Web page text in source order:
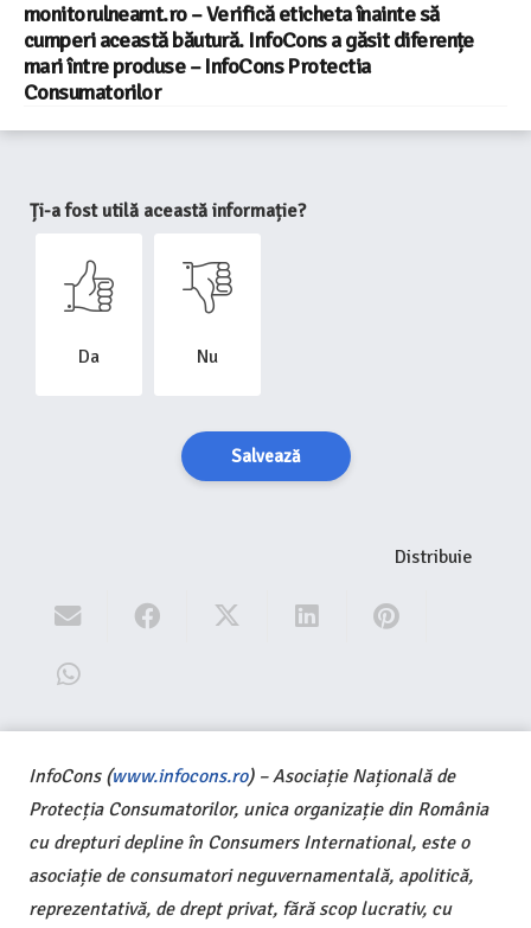
monitorulneamt.ro – Verifică eticheta înainte să
cumperi această băutură. InfoCons a găsit diferențe
mari între produse – InfoCons Protectia
Consumatorilor
Ți-a fost utilă această informație?
Da Nu
Salvează
Distribuie
InfoCons (www.infocons.ro) – Asociație Națională de
Protecția Consumatorilor, unica organizație din România
cu drepturi depline în Consumers International, este o
asociație de consumatori neguvernamentală, apolitică,
reprezentativă, de drept privat, fără scop lucrativ, cu